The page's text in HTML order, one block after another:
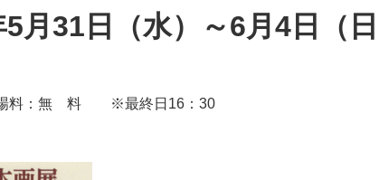
5月31日（水）～6月4日
料：無 料 ※最終日16：30